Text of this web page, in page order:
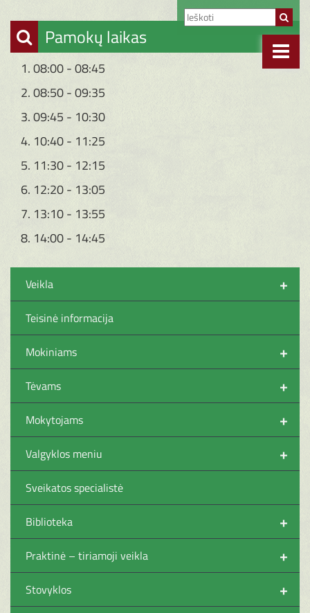
Pamokų laikas
1. 08:00 - 08:45
2. 08:50 - 09:35
3. 09:45 - 10:30
4. 10:40 - 11:25
5. 11:30 - 12:15
6. 12:20 - 13:05
7. 13:10 - 13:55
8. 14:00 - 14:45
+
Veikla
Teisinė informacija
+
Mokiniams
+
Tėvams
+
Mokytojams
+
Valgyklos meniu
Sveikatos specialistė
+
Biblioteka
+
Praktinė – tiriamoji veikla
+
Stovyklos